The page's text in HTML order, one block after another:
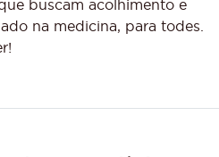
buscam acolhimento e
na medicina, para todes.